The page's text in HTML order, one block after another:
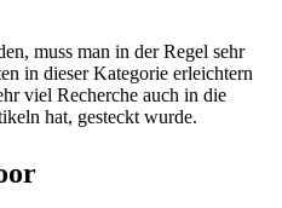
muss man in der Regel sehr
in dieser Kategorie erleichtern
viel Recherche auch in die
hat, gesteckt wurde.